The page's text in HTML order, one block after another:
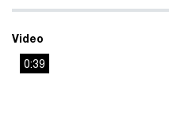
0:39
Video